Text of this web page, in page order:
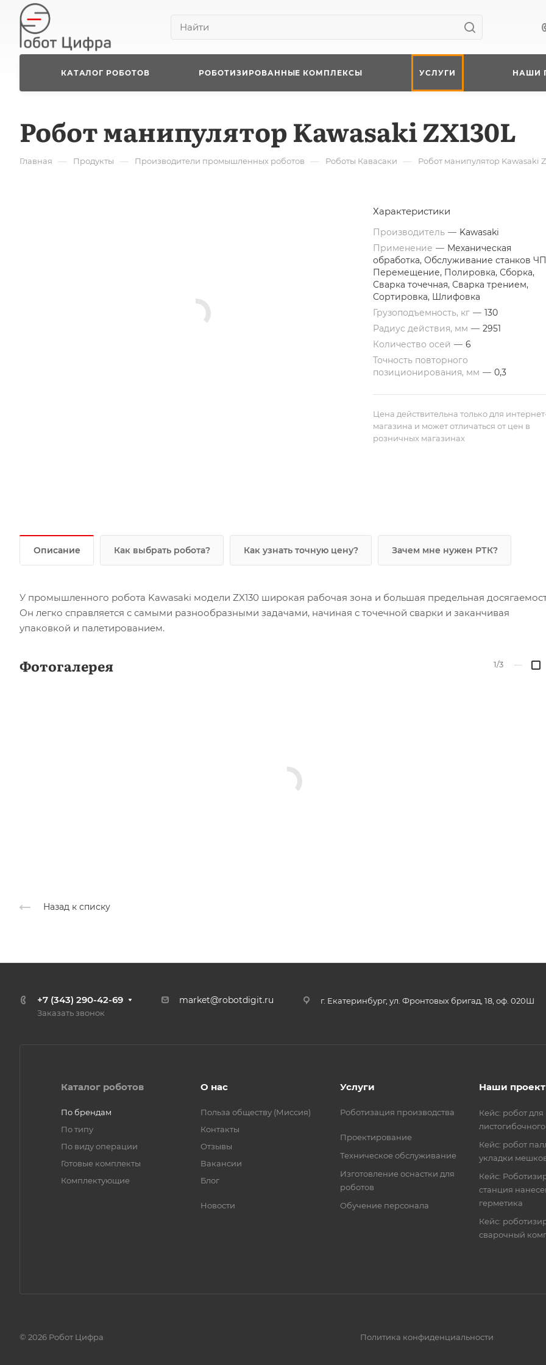
КАТАЛОГ РОБОТОВ РОБОТИЗИРОВАННЫЕ КОМПЛЕКСЫ УСЛУГИ НАШИ
Робот манипулятор Kawasaki ZX130L
Главная — Продукты — Производители промышленных роботов — Роботы Кавасаки — Робот манипулятор Kawasaki
Характеристики
Производитель — Kawasaki
Применение — Механическая
обработка, Обслуживание станков
Перемещение, Полировка, Сборка,
Сварка точечная, Сварка трением,
Сортировка, Шлифовка
Грузоподъемность, кг — 130
Радиус действия, мм — 2951
Количество осей — 6
Точность повторного
позиционирования, мм — 0,3
Цена действительна только для
магазина и может отличаться от цен в
розничных магазинах
Описание Как выбрать робота? Как узнать точную цену? Зачем мне нужен РТК?
У промышленного робота Kawasaki модели ZX130 широкая рабочая зона и большая предельная
Он легко справляется с самыми разнообразными задачами, начиная с точечной сварки и заканчивая
упаковкой и палетированием.
Фотогалерея 1/3 —
Назад к списку
+7 (343) 290-42-69
Заказать звонок
market@robotdigit.ru г. Екатеринбург, ул. Фронтовых бригад, 18, оф. 020Ш
Каталог роботов
По брендам
По типу
По виду операции
Готовые комплекты
Комплектующие
О нас
Польза обществу (Миссия)
Контакты
Отзывы
Вакансии
Блог
Новости
Услуги
Роботизация производства
Проектирование
Техническое обслуживание
Изготовление оснастки для
роботов
Обучение персонала
Наши
Кейс: робот для
Кейс: робот
укладки
Кейс:
станция
герметика
Кейс:
сварочный
© 2026 Робот Цифра Политика конфиденциальности